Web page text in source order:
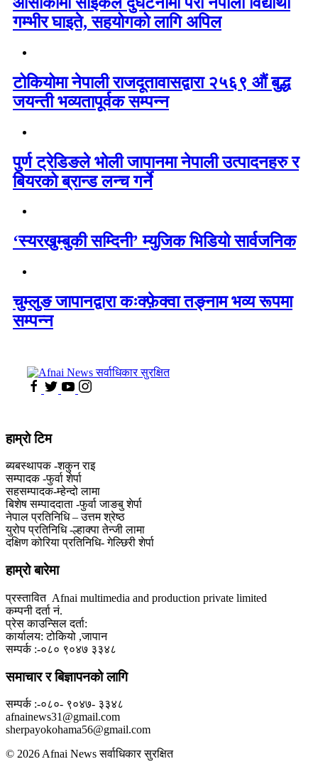
गम्भीर घाइते, सहयोगको लागि अपिल
टोकियोमा नेपाली राजदूतावासद्वारा २५६९ औं बुद्ध
जयन्ती भव्यतापूर्वक सम्पन्न
पुर्ण ट्रेडिङले भोली जापानमा नेपाली उत्पादनहरु र
बियरको ब्रान्ड लन्च गर्ने
‘स्यरखुम्बुकी सम्दिनी’ म्युजिक भिडियो सार्वजनिक
चुम्लुङ जापानद्वारा कःक्फ़ेक्वा तङ्नाम भव्य रूपमा
सम्पन्न
हाम्राे टिम
ब्यबस्थापक -शकुन राइ
सम्पादक -फुर्वा शेर्पा
सहसम्पादक-म्हेन्दो लामा
‍बिशेष सम्पाददाता -फुर्वा जा‌ङबु शेर्पा
नेपाल प्रतिनिधि – उत्तम श्रेष्ठ
युरोप प्रतिनिधि -ल्हाक्पा तेन्जी लामा
दक्षिण कोरिया प्रतिनिधि- गेल्छिरी शेर्पा
हाम्रो बारेमा
प्रस्तावित Afnai multimedia and production private limited
कम्पनी दर्ता नं.
प्रेस काउन्सिल दर्ता:
कार्यालय: टोकियो ,जापान
सम्पर्क :-०८० ९०४७ ३३४८
समाचार र बिज्ञापनको लागि
सम्पर्क :-०८०- ९०४७- ३३४८
afnainews31@gmail.com
sherpayokohama56@gmail.com
© 2026 Afnai News सर्वाधिकार सुरक्षित